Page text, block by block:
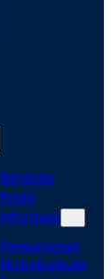
Beranda
Profil
Informasi
Pengumuman
Ekstrakurikuler